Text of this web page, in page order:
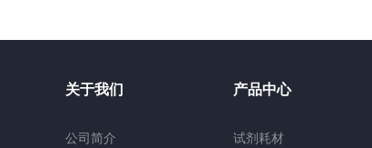
关于我们
公司简介
产品中心
试剂耗材